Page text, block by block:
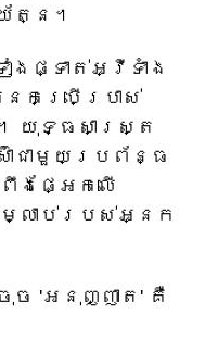
ត្ន។
ងផ្ទាត់អ្វីទាំង
នកប្រើប្រាស់
យុទ្ធសាស្ត្រ
ាំជាមួយប្រព័ន្ធ
ពឹងផ្អែកលើ
លាប់របស់អ្នក
ចុច 'អនុញ្ញាត' គឺ